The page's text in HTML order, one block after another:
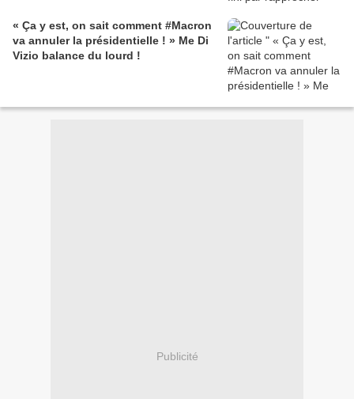
« Ça y est, on sait comment #Macron
va annuler la présidentielle ! » Me Di
Vizio balance du lourd !
Publicité